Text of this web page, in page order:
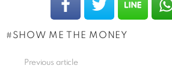
SHOW ME THE MONEY
Previous article